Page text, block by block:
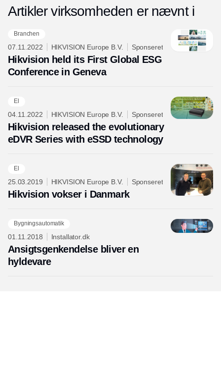
Artikler virksomheden er nævnt i
Branchen
07.11.2022 HIKVISION Europe B.V. Sponseret
Hikvision held its First Global ESG
Conference in Geneva
El
04.11.2022 HIKVISION Europe B.V. Sponseret
Hikvision released the evolutionary
eDVR Series with eSSD technology
El
25.03.2019 HIKVISION Europe B.V. Sponseret
Hikvision vokser i Danmark
Bygningsautomatik
01.11.2018 Installator.dk
Ansigtsgenkendelse bliver en
hyldevare